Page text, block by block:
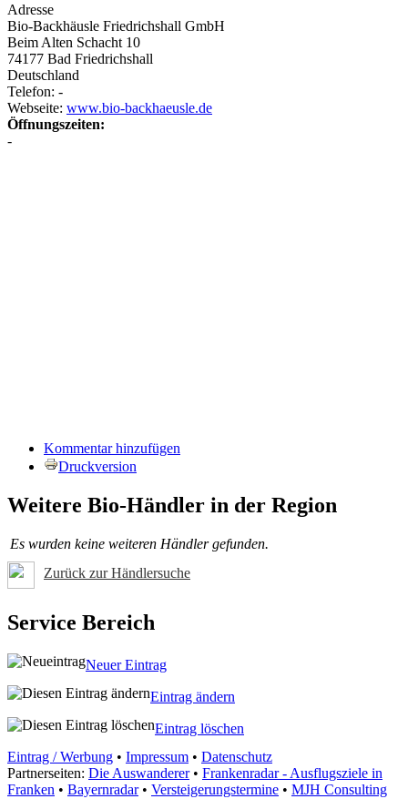
Adresse
Bio-Backhäusle Friedrichshall GmbH
Beim Alten Schacht 10
74177 Bad Friedrichshall
Deutschland
Telefon: -
Webseite: www.bio-backhaeusle.de
Öffnungszeiten:
-
Kommentar hinzufügen
Druckversion
Weitere Bio-Händler in der Region
Es wurden keine weiteren Händler gefunden.
Zurück zur Händlersuche
Service Bereich
Neuer Eintrag
Eintrag ändern
Eintrag löschen
Eintrag / Werbung • Impressum • Datenschutz
Partnerseiten: Die Auswanderer• Frankenradar - Ausflugsziele in
Franken • Bayernradar• Versteigerungstermine • MJH Consulting